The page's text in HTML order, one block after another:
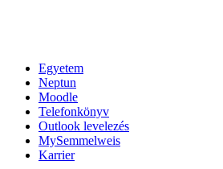
Egyetem
Neptun
Moodle
Telefonkönyv
Outlook levelezés
MySemmelweis
Karrier